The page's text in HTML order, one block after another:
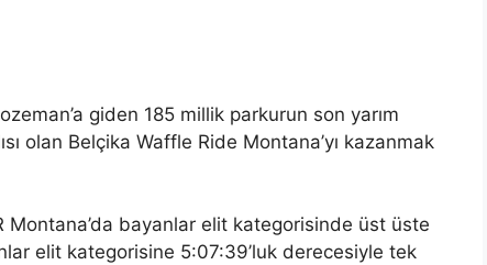
giden 185 millik parkurun son yarım
olan Belçika Waffle Ride Montana’yı kazanmak
bayanlar elit kategorisinde üst üste
elit kategorisine 5:07:39’luk derecesiyle tek